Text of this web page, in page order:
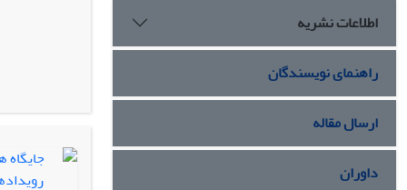
اطلاعات نشریه
راهنمای نویسندگان
ارسال مقاله
داوران